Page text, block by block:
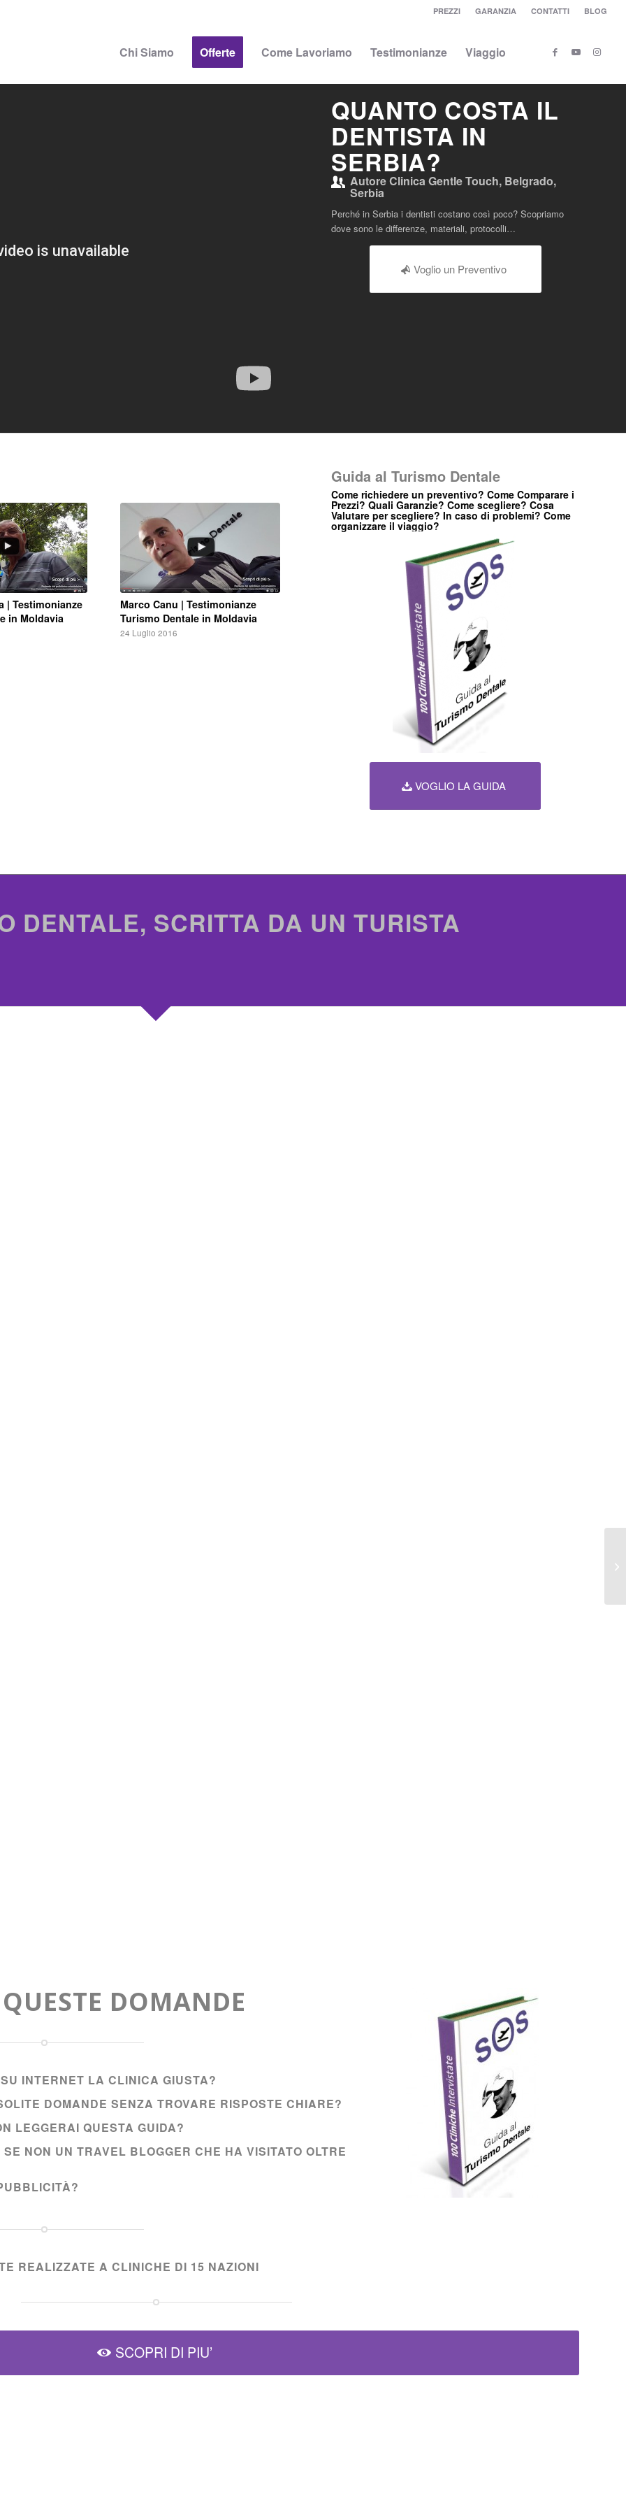
PREZZI GARANZIA CONTATTI BLOG
Chi Siamo Offerte Come Lavoriamo Testimonianze Viaggio
QUANTO COSTA IL
DENTISTA IN
SERBIA?
AutoreClinica Gentle Touch, Belgrado,
Serbia
Perché in Serbia i dentisti costano così poco? Scopriamo
dove sono le differenze, materiali, protocolli…
Voglio un Preventivo
| Testimonianze
in Moldavia
Marco Canu | Testimonianze
Turismo Dentale in Moldavia
24 Luglio 2016
Guida al Turismo Dentale
Come richiedere un preventivo? Come Comparare i
Prezzi? Quali Garanzie? Come scegliere? Cosa
Valutare per scegliere? In caso di problemi? Come
organizzare il viaggio?
VOGLIO LA GUIDA
DENTALE, SCRITTA DA UN TURISTA
DOMANDE
INTERNET LA CLINICA GIUSTA?
DOMANDE SENZA TROVARE RISPOSTE CHIARE?
LEGGERAI QUESTA GUIDA?
NON UN TRAVEL BLOGGER CHE HA VISITATO OLTRE
REALIZZATE A CLINICHE DI 15 NAZIONI
SCOPRI DI PIU’